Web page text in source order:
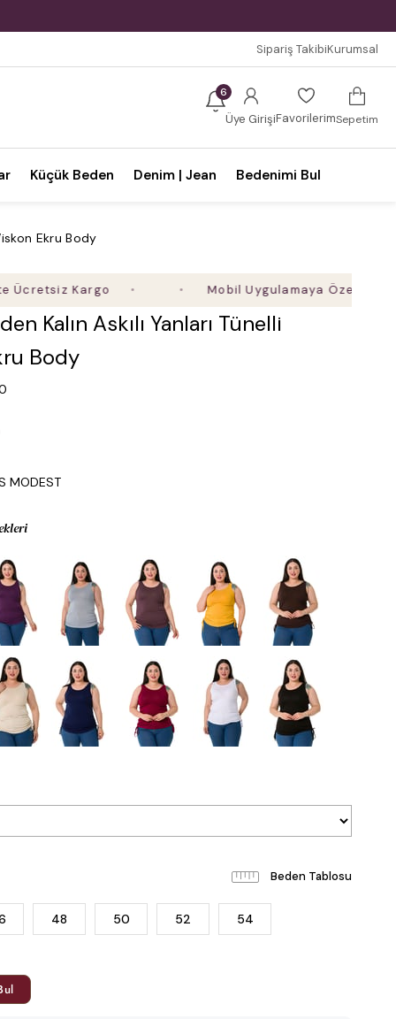
Sipariş TakibiKurumsal
6
Üye GirişiFavorilerimSepetim
Küçük Beden Denim | Jean Bedenimi Bul
Ekru Body
Kargo Mobil Uygulamaya Özel Ek %5
Kalın Askılı Yanları Tünelli
Body
MODEST
Beden Tablosu
48 50 52 54